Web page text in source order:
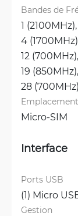
Bandes de
1 (2100MHz),
4
12 (700MHz),
19 (850MHz),
28 (700MHz)
Micro-SIM
Interface
Ports USB
(1) Micro
Gestion